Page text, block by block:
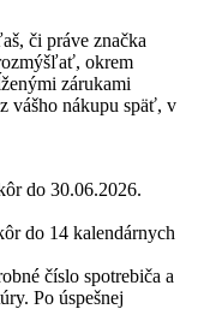
či práve značka
okrem
zárukami
vášho nákupu späť, v
do 30.06.2026.
do 14 kalendárnych
číslo spotrebiča a
Po úspešnej